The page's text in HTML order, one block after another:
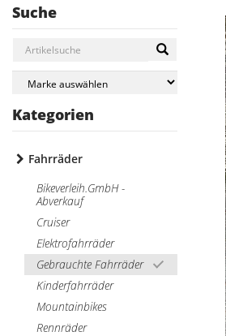
Suche
Kategorien
Fahrräder
Bikeverleih.GmbH -
Abverkauf
Cruiser
Elektrofahrräder
Gebrauchte Fahrräder
Kinderfahrräder
Mountainbikes
Rennräder